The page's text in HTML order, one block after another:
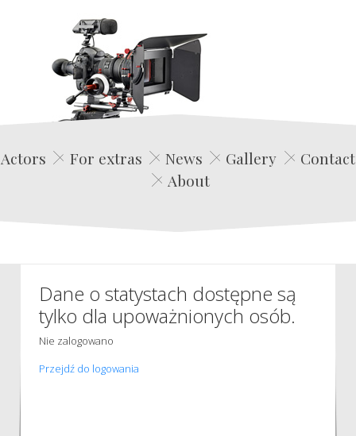
Edwin Film Agencja Aktorska
Actors For extras News Gallery
Contact
About
Dane o statystach dostępne są
tylko dla upoważnionych osób.
Nie zalogowano
Przejdź do logowania